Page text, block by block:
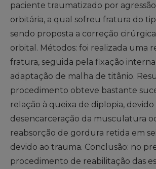
paciente traumatizado por
orbitária, a qual sofreu fratura do
sendo proposta a correção
orbital. Métodos: foi realizada uma
fratura, seguida pela fixação
adaptação de malha de titânio.
procedimento obteve bastante
relação à queixa de diplopia, devido
desencarceração da musculatura
reabsorção de gordura retida em
devido ao trauma. Conclusão: no
procedimento de reabilitação das